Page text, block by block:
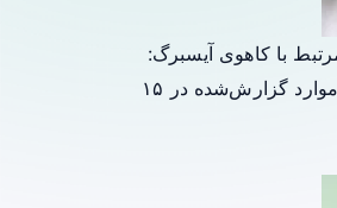
با کاهوی آیسبرگ:
هشدار CDC درباره موارد گزارش‌شده در ۱۵